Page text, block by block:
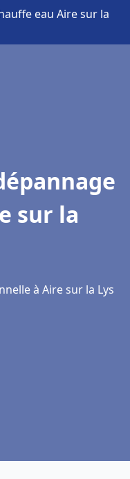
eau Aire sur la
sur la
à Aire sur la Lys